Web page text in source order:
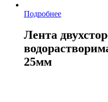
Подробнее
Лента
25мм